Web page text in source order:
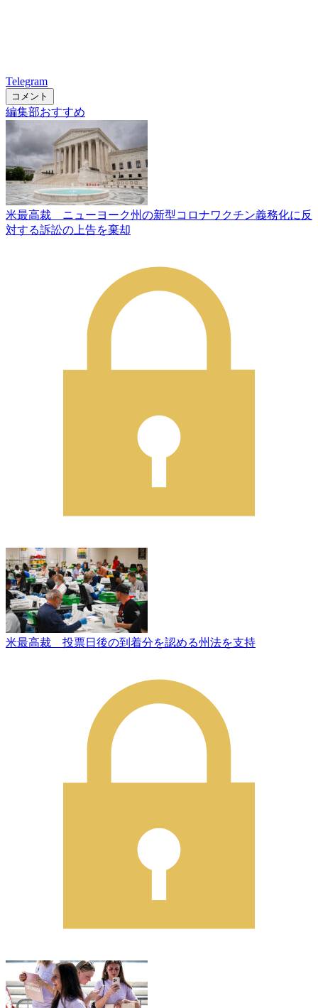
Telegram
コメント
編集部おすすめ
米最高裁 ニューヨーク州の新型コロナワクチン義務化に反
対する訴訟の上告を棄却
米最高裁 投票日後の到着分を認める州法を支持